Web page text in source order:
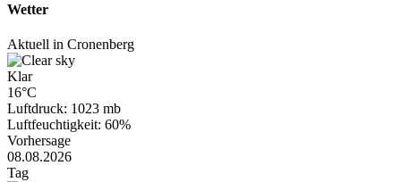
Wetter
Aktuell in Cronenberg
Klar
16°C
Luftdruck: 1023 mb
Luftfeuchtigkeit: 60%
Vorhersage
08.08.2026
Tag